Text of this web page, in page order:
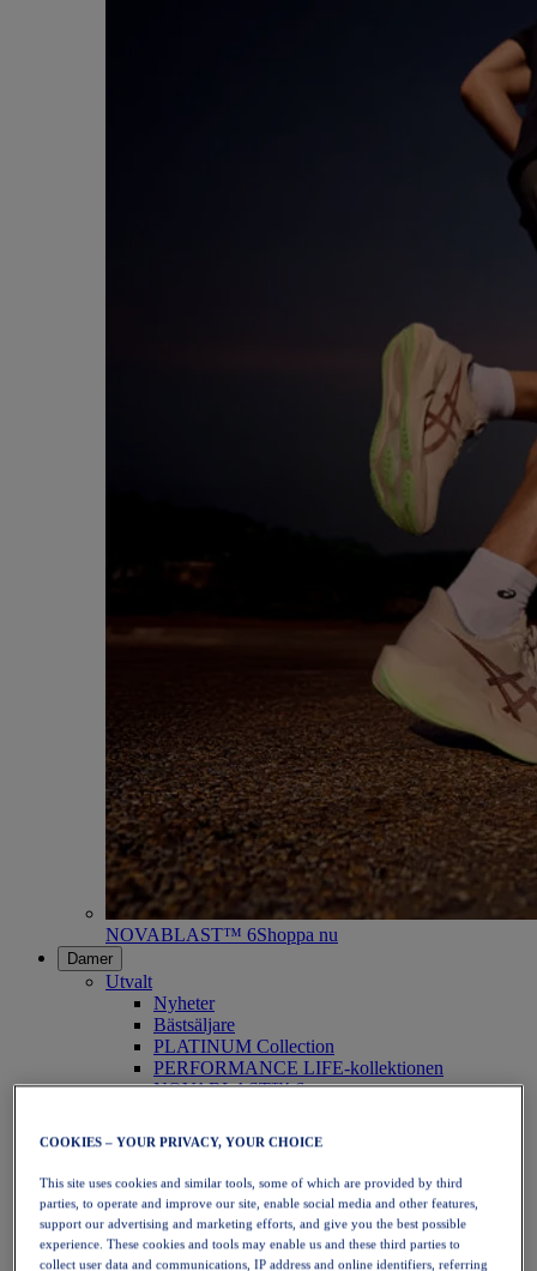
NOVABLAST™ 6Shoppa nu
Damer
Utvalt
Nyheter
Bästsäljare
PLATINUM Collection
PERFORMANCE LIFE-kollektionen
NOVABLAST™ 6
Löpning
Traillöpning
Tennis
Volleyboll
Handboll
Padel
Nätboll
COOKIES – YOUR PRIVACY, YOUR CHOICE
This site uses cookies and similar tools, some of which are provided by third
parties, to operate and improve our site, enable social media and other features,
support our advertising and marketing efforts, and give you the best possible
experience. These cookies and tools may enable us and these third parties to
collect user data and communications, IP address and online identifiers, referring